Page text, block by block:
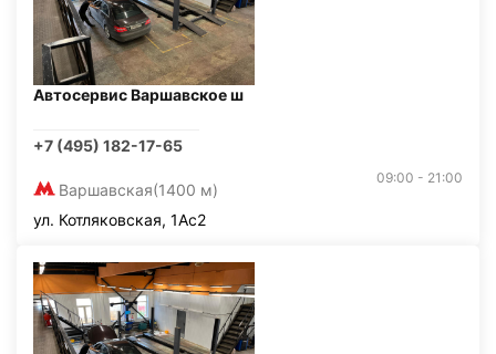
Автосервис Варшавское ш
+7 (495) 182-17-65
Варшавская(1400 м)
09:00 - 21:00
ул. Котляковская, 1Ас2